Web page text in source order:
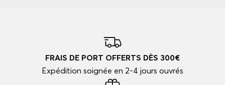
FRAIS DE PORT OFFERTS DÈS 300€
Expédition soignée en 2-4 jours ouvrés